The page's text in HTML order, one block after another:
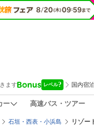
ー 高速バス・ツアー
石垣・西表・小浜島 リゾー